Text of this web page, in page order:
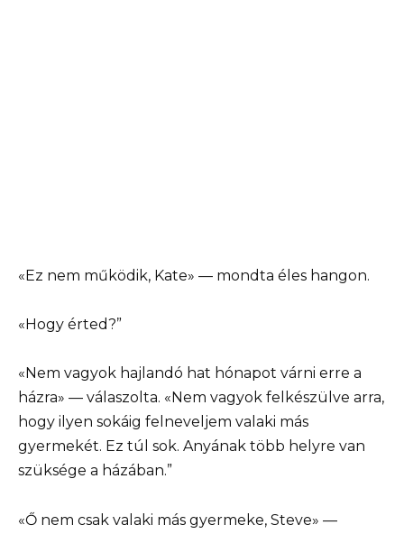
«Ez nem működik, Kate» — mondta éles hangon.
«Hogy érted?”
«Nem vagyok hajlandó hat hónapot várni erre a
házra» — válaszolta. «Nem vagyok felkészülve arra,
hogy ilyen sokáig felneveljem valaki más
gyermekét. Ez túl sok. Anyának több helyre van
szüksége a házában.”
«Ő nem csak valaki más gyermeke, Steve» —